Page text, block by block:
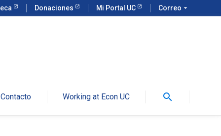
Donaciones Mi Portal UC Correo arrow_drop_down
Contacto Working at Econ UC search